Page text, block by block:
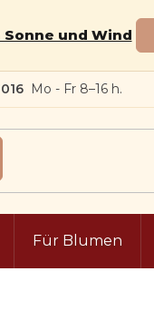
und Wind
Für Blumen